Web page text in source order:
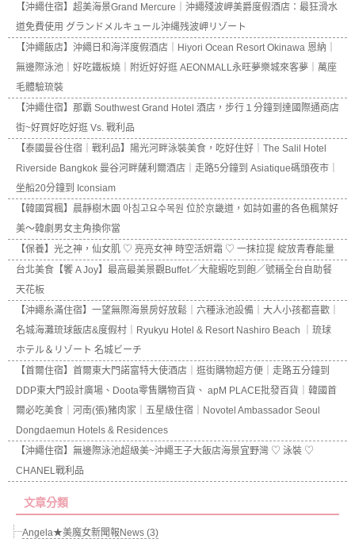
【沖繩住宿】超美海景Grand Mercure｜沖繩殘波岬美爵度假酒店：最狂滑水
道免費使用 グランドメルキュール沖縄残波岬リゾート
【沖繩飯店】沖繩日和海洋度假酒店｜Hiyori Ocean Resort Okinawa 恩納｜
無邊際泳池｜好吃鐵板燒｜附近好好逛 AEONMALL永旺夢樂城來客夢｜萬座
毛體驗琉裝
【沖繩住宿】那霸 Southwest Grand Hotel 酒店，步行１分鐘到達國際通商店
街~好買好吃好逛 Vs. 戰利品
【泰國曼谷住宿｜戰利品】陽光河畔泳裝美食，吃好住好｜The Salil Hotel
Riverside Bangkok 曼谷河畔薩利爾酒店｜走路5分鐘到 Asiatique碼頭夜市｜
坐船20分鐘到 Iconsiam
【韓國賞楓】晨靜樹木園 아침고요수목원 位於京畿道，如詩如畫的各色楓葉好
美～韓劇男女主角換你當
【保養】光之神，仙女肌 ♡ 亮亮女神 時空活妍霜 ♡ 一抹拉提 綻放青春能量
台北美食【饗 A Joy】最高最美景觀Buffet／大龍蝦吃到飽／號稱全台自助餐
天花板
【沖繩糸滿住宿】一望無際海景房好放鬆｜六種泳池設備｜大人小孩都喜歡｜
名城海灘琉球飯店&度假村｜Ryukyu Hotel & Resort Nashiro Beach ｜琉球
ホテル＆リゾート 名城ビーチ
【首爾住宿】首爾東大門諾富特大使酒店｜逛街購物超方便｜走路五分鐘到
DDP東大門設計廣場、Doota零售購物百貨、 apM PLACE批發百貨｜韓國首
爾必吃美食｜河南(張)豬肉家｜五星級住宿｜Novotel Ambassador Seoul
Dongdaemun Hotels & Residences
【沖繩住宿】無邊際泳池超級美~沖繩王子大飯店海景宜野灣 ♡ 泳裝 ♡
CHANEL戰利品
文章分類
Angela★美魔女新聞報News (3)